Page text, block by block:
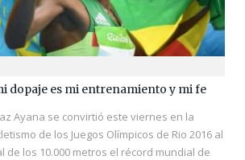
dopaje es mi entrenamiento y mi fe
Ayana se convirtió este viernes en la
de los Juegos Olímpicos de Rio 2016 al
de los 10.000 metros el récord mundial de